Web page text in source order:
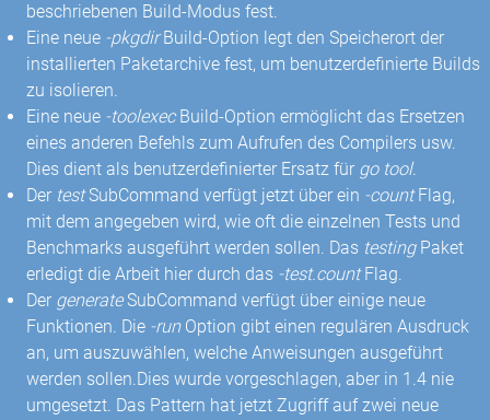
beschriebenen Build-Modus fest.
Eine neue -pkgdirBuild-Option legt den Speicherort der
installierten Paketarchive fest, um benutzerdefinierte Builds
zu isolieren.
Eine neue -toolexecBuild-Option ermöglicht das Ersetzen
eines anderen Befehls zum Aufrufen des Compilers usw.
Dies dient als benutzerdefinierter Ersatz für go tool.
Der testSubCommand verfügt jetzt über ein -countFlag,
mit dem angegeben wird, wie oft die einzelnen Tests und
Benchmarks ausgeführt werden sollen. Das testingPaket
erledigt die Arbeit hier durch das -test.countFlag.
Der generateSubCommand verfügt über einige neue
Funktionen. Die -runOption gibt einen regulären Ausdruck
an, um auszuwählen, welche Anweisungen ausgeführt
werden sollen.Dies wurde vorgeschlagen, aber in 1.4 nie
umgesetzt. Das Pattern hat jetzt Zugriff auf zwei neue